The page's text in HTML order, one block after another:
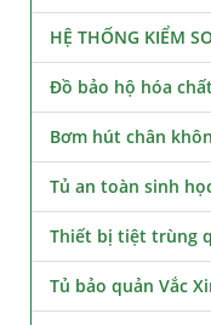
HỆ THỐNG KIỂM
Đồ bảo hộ hóa chất
Bơm hút chân
Tủ an toàn sinh
Thiết bị tiệt trùng
Tủ bảo quản Vắc